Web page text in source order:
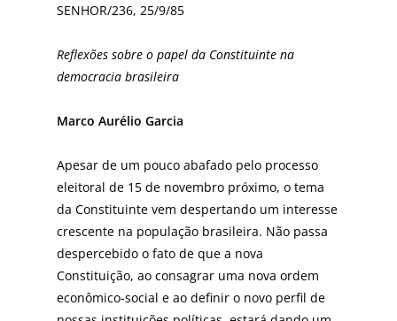
SENHOR/236, 25/9/85
Reflexões sobre o papel da Constituinte na
democracia brasileira
Marco Aurélio Garcia
Apesar de um pouco abafado pelo processo
eleitoral de 15 de novembro próximo, o tema
da Constituinte vem despertando um interesse
crescente na população brasileira. Não passa
despercebido o fato de que a nova
Constituição, ao consagrar uma nova ordem
econômico-social e ao definir o novo perfil de